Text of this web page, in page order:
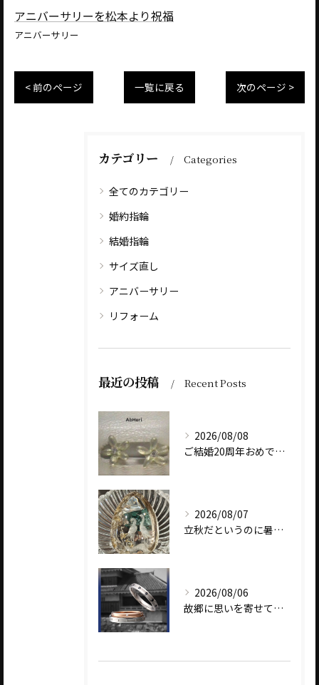
アニバーサリーを松本より祝福
アニバーサリー
< 前のページ 一覧に戻る 次のページ >
カテゴリー Categories
全てのカテゴリー
婚約指輪
結婚指輪
サイズ直し
アニバーサリー
リフォーム
最近の投稿 Recent Posts
2026/08/08
ご結婚20周年おめでとうございます
2026/08/07
立秋だというのに暑いですね
2026/08/06
故郷に思いを寄せて～オリジナルブランド【Shinano(しな...